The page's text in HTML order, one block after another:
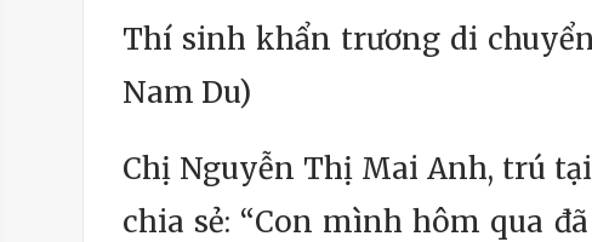
Thí sinh khẩn trương di
Nam Du)
Chị Nguyễn Thị Mai Anh, trú
chia sẻ: “Con mình hôm qua